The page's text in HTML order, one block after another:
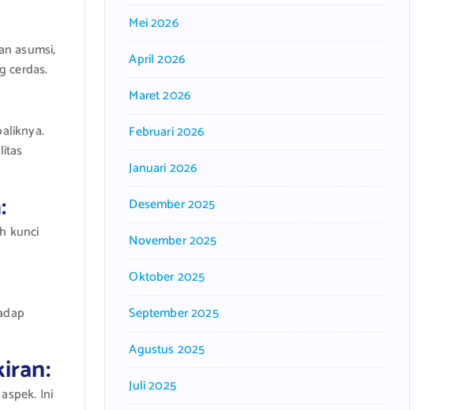
asumsi,
cerdas.
kunci
Ini
Mei 2026
April 2026
Maret 2026
Februari 2026
Januari 2026
Desember 2025
November 2025
Oktober 2025
September 2025
Agustus 2025
Juli 2025